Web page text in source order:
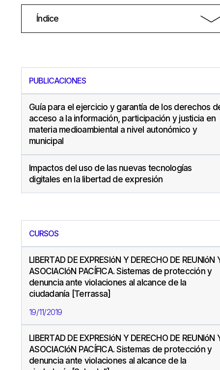
Índice
PUBLICACIONES
Guía para el ejercicio y garantía de los derechos
acceso a la información, participación y justicia en
materia medioambiental a nivel autonómico y
municipal
Impactos del uso de las nuevas tecnologías
digitales en la libertad de expresión
CURSOS
LIBERTAD DE EXPRESIóN Y DERECHO DE REUNIóN
ASOCIACIóN PACÍFICA. Sistemas de protección y
denuncia ante violaciones al alcance de la
ciudadanía [Terrassa]
19/11/2019
LIBERTAD DE EXPRESIóN Y DERECHO DE REUNIóN
ASOCIACIóN PACÍFICA. Sistemas de protección y
denuncia ante violaciones al alcance de la